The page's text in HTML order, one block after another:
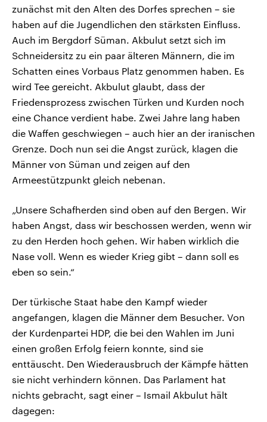
zunächst mit den Alten des Dorfes sprechen – sie
haben auf die Jugendlichen den stärksten Einfluss.
Auch im Bergdorf Süman. Akbulut setzt sich im
Schneidersitz zu ein paar älteren Männern, die im
Schatten eines Vorbaus Platz genommen haben. Es
wird Tee gereicht. Akbulut glaubt, dass der
Friedensprozess zwischen Türken und Kurden noch
eine Chance verdient habe. Zwei Jahre lang haben
die Waffen geschwiegen – auch hier an der iranischen
Grenze. Doch nun sei die Angst zurück, klagen die
Männer von Süman und zeigen auf den
Armeestützpunkt gleich nebenan.
„Unsere Schafherden sind oben auf den Bergen. Wir
haben Angst, dass wir beschossen werden, wenn wir
zu den Herden hoch gehen. Wir haben wirklich die
Nase voll. Wenn es wieder Krieg gibt – dann soll es
eben so sein.“
Der türkische Staat habe den Kampf wieder
angefangen, klagen die Männer dem Besucher. Von
der Kurdenpartei HDP, die bei den Wahlen im Juni
einen großen Erfolg feiern konnte, sind sie
enttäuscht. Den Wiederausbruch der Kämpfe hätten
sie nicht verhindern können. Das Parlament hat
nichts gebracht, sagt einer – Ismail Akbulut hält
dagegen: